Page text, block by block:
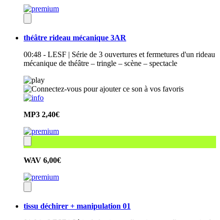
théâtre rideau mécanique 3AR
00:48 - LESF | Série de 3 ouvertures et fermetures d'un rideau
mécanique de théâtre – tringle – scène – spectacle
MP3 2,40€
WAV 6,00€
tissu déchirer + manipulation 01